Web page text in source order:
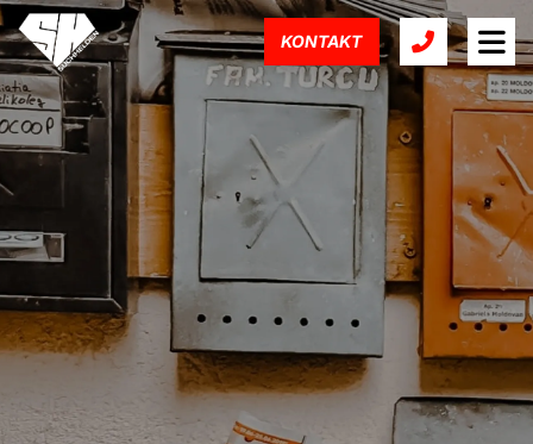
KONTAKT